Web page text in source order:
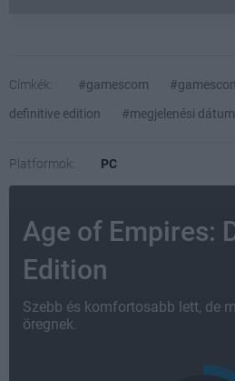
Címkék: #gamescom
definitive edition
#megjelenési dátum
Platformok: PC
Age of Empires:
Edition
Szebb és komfortosabb lett, de
öregnek.